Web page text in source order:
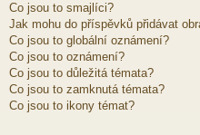
Co jsou to smajlíci?
Jak mohu do příspěvků přidávat
Co jsou to globální oznámení?
Co jsou to oznámení?
Co jsou to důležitá témata?
Co jsou to zamknutá témata?
Co jsou to ikony témat?